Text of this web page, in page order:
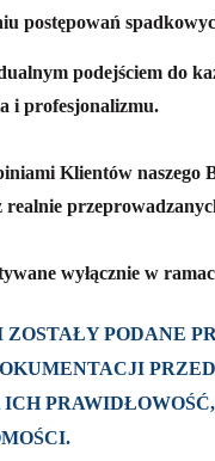
postępowań
podejściem do
i profesjonalizmu.
Klientów
realnie
wyłącznie w
PODANE